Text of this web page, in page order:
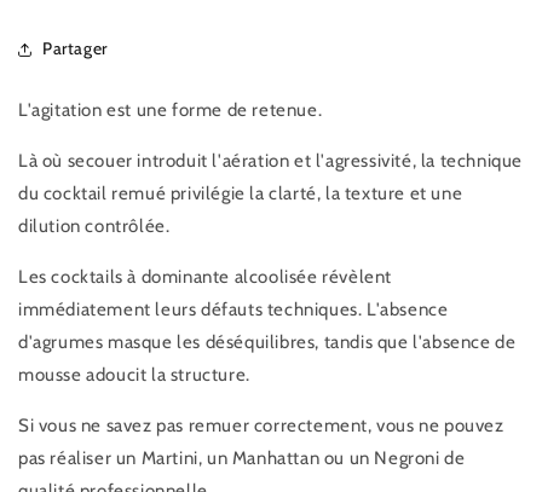
Partager
L'agitation est une forme de retenue.
Là où secouer introduit l'aération et l'agressivité, la technique
du cocktail remué privilégie la clarté, la texture et une
dilution contrôlée.
Les cocktails à dominante alcoolisée révèlent
immédiatement leurs défauts techniques. L'absence
d'agrumes masque les déséquilibres, tandis que l'absence de
mousse adoucit la structure.
Si vous ne savez pas remuer correctement, vous ne pouvez
pas réaliser un Martini, un Manhattan ou un Negroni de